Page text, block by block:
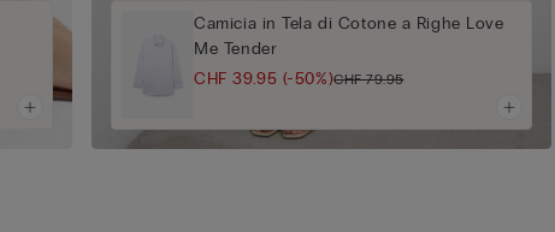
Camicia in Tela di Cotone a Righe Love
Me Tender
CHF 39.95 (-50%)CHF 79.95